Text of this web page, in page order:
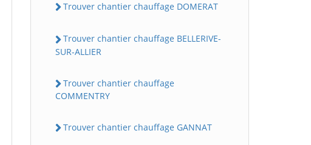
Trouver chantier chauffage DOMERAT
Trouver chantier chauffage BELLERIVE-
SUR-ALLIER
Trouver chantier chauffage
COMMENTRY
Trouver chantier chauffage GANNAT